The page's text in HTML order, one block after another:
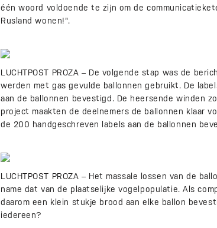
één woord voldoende te zijn om de
Rusland wonen!".
LUCHTPOST PROZA – De volgende stap was de
werden met gas gevulde ballonnen gebruikt. De
aan de ballonnen bevestigd. De heersende winden
project maakten de deelnemers de ballonnen klaar
de 200 handgeschreven labels aan de ballonnen
LUCHTPOST PROZA – Het massale lossen van de
name dat van de plaatselijke vogelpopulatie. Als
daarom een klein stukje brood aan elke ballon
iedereen?